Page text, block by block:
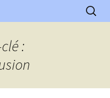
articles, historiques
: